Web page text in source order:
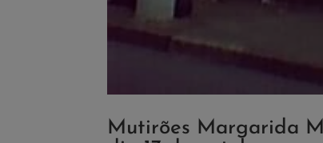
Mutirões Margarida